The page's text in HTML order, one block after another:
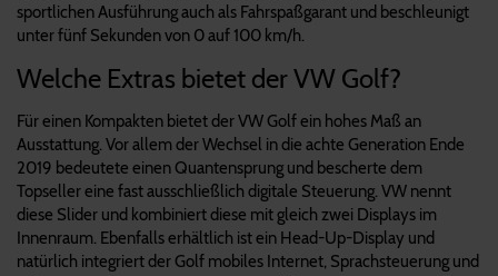
sportlichen Ausführung auch als Fahrspaßgarant und beschleunigt
unter fünf Sekunden von 0 auf 100 km/h.
Welche Extras bietet der VW Golf?
Für einen Kompakten bietet der VW Golf ein hohes Maß an
Ausstattung. Vor allem der Wechsel in die achte Generation Ende
2019 bedeutete einen Quantensprung und bescherte dem
Topseller eine fast ausschließlich digitale Steuerung. VW nennt
diese Slider und kombiniert diese mit gleich zwei Displays im
Innenraum. Ebenfalls erhältlich ist ein Head-Up-Display und
natürlich integriert der Golf mobiles Internet, Sprachsteuerung und